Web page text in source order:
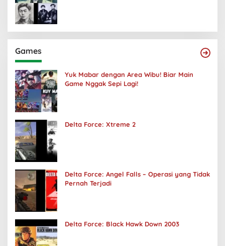
Games
Yuk Mabar dengan Area Wibu! Biar Main
Game Nggak Sepi Lagi!
Delta Force: Xtreme 2
Delta Force: Angel Falls – Operasi yang Tidak
Pernah Terjadi
Delta Force: Black Hawk Down 2003